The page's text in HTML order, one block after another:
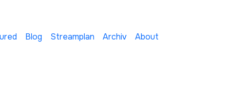
Blog Streamplan Archiv About